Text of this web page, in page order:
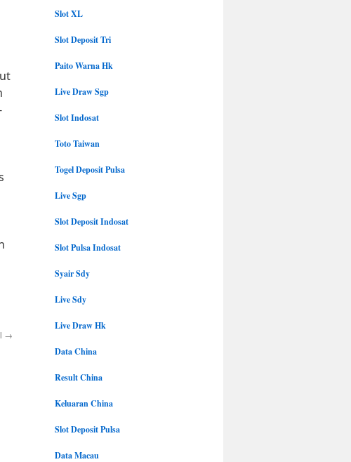
→
Slot XL
Slot Deposit Tri
Paito Warna Hk
Live Draw Sgp
Slot Indosat
Toto Taiwan
Togel Deposit Pulsa
Live Sgp
Slot Deposit Indosat
Slot Pulsa Indosat
Syair Sdy
Live Sdy
Live Draw Hk
Data China
Result China
Keluaran China
Slot Deposit Pulsa
Data Macau